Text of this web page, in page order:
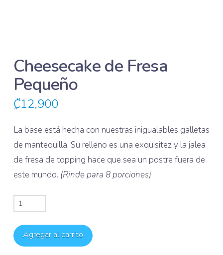
Cheesecake de Fresa
Pequeño
₡12,900
La base está hecha con nuestras inigualables galletas
de mantequilla. Su relleno es una exquisitez y la jalea
de fresa de topping hace que sea un postre fuera de
este mundo. (Rinde para 8 porciones)
Cheesecake
Fresa
Pequeño
Agregar al carrito